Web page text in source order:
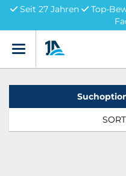
Seit 27 Jahren
Top-
Menü